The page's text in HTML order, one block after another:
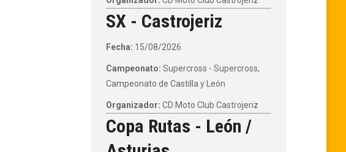
SX - Castrojeriz
Fecha: 15/08/2026
Campeonato: Supercross - Supercross,
Campeonato de Castilla y León
Organizador: CD Moto Club Castrojeriz
Copa Rutas - León /